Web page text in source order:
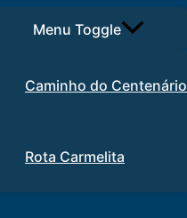
Menu Toggle
Caminho do Centenário
Rota Carmelita